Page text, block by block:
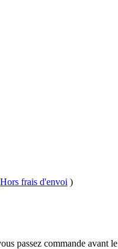
Hors frais d'envoi )
passez commande avant le